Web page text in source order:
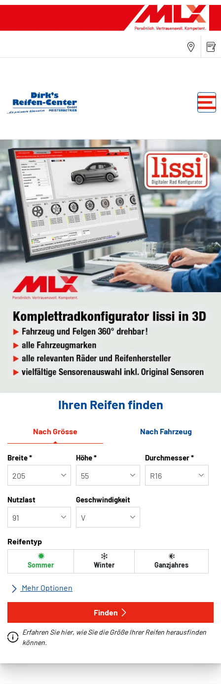
Ihren Reifen finden
Nach Grösse Nach Fahrzeug
Tab updated: Nach Grösse
Breite* Höhe* Durchmesser*
Nutzlast Geschwindigkeit
Reifentyp
Sommer Winter Ganzjahres
Mehr Optionen
Alle Marken
Fahrzeugtyp
Finden
Erfahren Sie hier, wie Sie die Größe Ihrer Reifen herausfinden
können.